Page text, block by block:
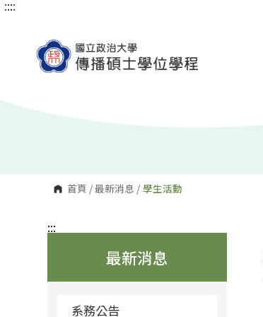
跳
:::
首頁 /最新消息 / 學生活動
:::
最新消息
系務公告
:::